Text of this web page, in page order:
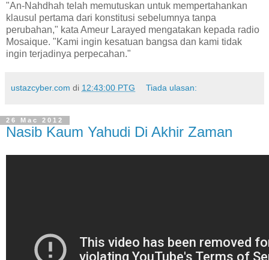
"An-Nahdhah telah memutuskan untuk mempertahankan
klausul pertama dari konstitusi sebelumnya tanpa
perubahan," kata Ameur Larayed mengatakan kepada radio
Mosaique. "Kami ingin kesatuan bangsa dan kami tidak
ingin terjadinya perpecahan."
ustazcyber.com di 12:43:00 PTG Tiada ulasan:
26 Mac 2012
Nasib Kaum Yahudi Di Akhir Zaman